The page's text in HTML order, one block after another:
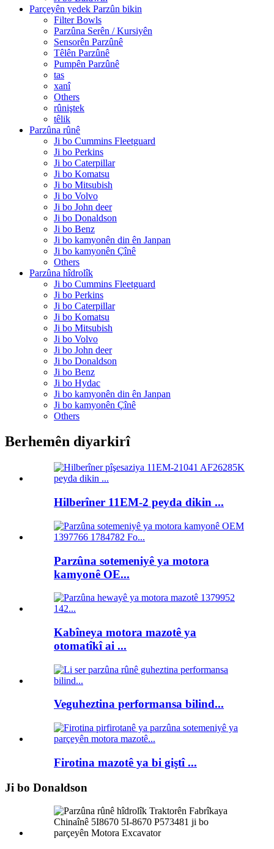
Parçeyên yedek Parzûn bikin
Filter Bowls
Parzûna Serên / Kursiyên
Sensorên Parzûnê
Têlên Parzûnê
Pumpên Parzûnê
tas
xanî
Others
rûniştek
têlik
Parzûna rûnê
Ji bo Cummins Fleetguard
Ji bo Perkins
Ji bo Caterpillar
Ji bo Komatsu
Ji bo Mitsubish
Ji bo Volvo
Ji bo John deer
Ji bo Donaldson
Ji bo Benz
Ji bo kamyonên din ên Janpan
Ji bo kamyonên Çînê
Others
Parzûna hîdrolîk
Ji bo Cummins Fleetguard
Ji bo Perkins
Ji bo Caterpillar
Ji bo Komatsu
Ji bo Mitsubish
Ji bo Volvo
Ji bo John deer
Ji bo Donaldson
Ji bo Benz
Ji bo Hydac
Ji bo kamyonên din ên Janpan
Ji bo kamyonên Çînê
Others
Berhemên diyarkirî
Hilberîner 11EM-2 peyda dikin ...
Parzûna sotemeniyê ya motora
kamyonê OE...
Kabîneya motora mazotê ya
otomatîkî ai ...
Veguheztina performansa bilind...
Firotina mazotê ya bi giştî ...
Ji bo Donaldson